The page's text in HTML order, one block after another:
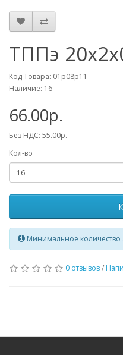
ТППэ
Код Товара: 01p08p11
Наличие: 16
66.00р.
Без НДС: 55.00р.
Кол-во
Минимальное количество
0 отзывов/